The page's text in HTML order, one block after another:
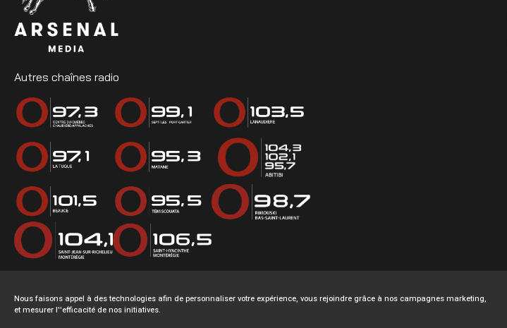
Autres chaînes radio
Nous faisons appel à des technologies afin de personnaliser votre expérience, vous rejoindre grâce à nos campagnes marketing,
et mesurer l''efficacité de nos initiatives.